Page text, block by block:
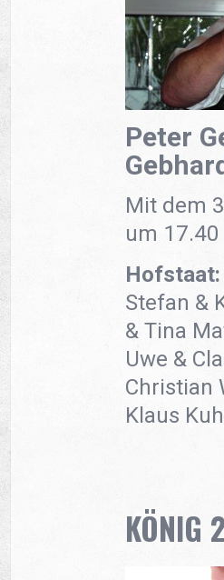
Peter
Mit dem
um
Hofstaat:
Stefan &
& Tina
Uwe &
Christian
Klaus
KÖNIG